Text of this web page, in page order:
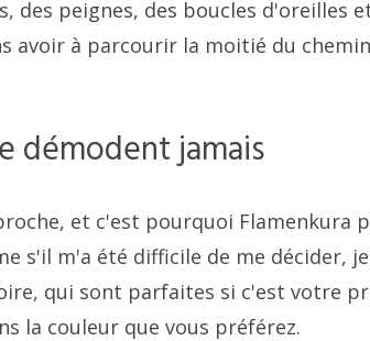
des peignes, des boucles d'oreilles
avoir à parcourir la moitié du
démodent jamais
et c'est pourquoi Flamenkura
s'il m'a été difficile de me décider,
qui sont parfaites si c'est votre
la couleur que vous préférez.